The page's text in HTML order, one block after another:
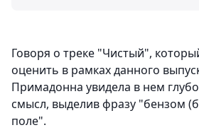
Говоря о треке "Чистый",
оценить в рамках данного
Примадонна увидела в нем
смысл, выделив фразу "бензом
поле".